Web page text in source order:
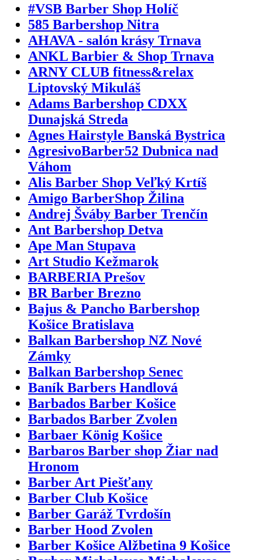
#VSB Barber Shop Holíč
585 Barbershop Nitra
AHAVA - salón krásy Trnava
ANKL Barbier & Shop Trnava
ARNY CLUB fitness&relax
Liptovský Mikuláš
Adams Barbershop CDXX
Dunajská Streda
Agnes Hairstyle Banská Bystrica
AgresivoBarber52 Dubnica nad
Váhom
Alis Barber Shop Veľký Krtíš
Amigo BarberShop Žilina
Andrej Šváby Barber Trenčín
Ant Barbershop Detva
Ape Man Stupava
Art Studio Kežmarok
BARBERIA Prešov
BR Barber Brezno
Bajus & Pancho Barbershop
Košice Bratislava
Balkan Barbershop NZ Nové
Zámky
Balkan Barbershop Senec
Baník Barbers Handlová
Barbados Barber Košice
Barbados Barber Zvolen
Barbaer König Košice
Barbaros Barber shop Žiar nad
Hronom
Barber Art Piešťany
Barber Club Košice
Barber Garáž Tvrdošín
Barber Hood Zvolen
Barber Košice Alžbetina 9 Košice